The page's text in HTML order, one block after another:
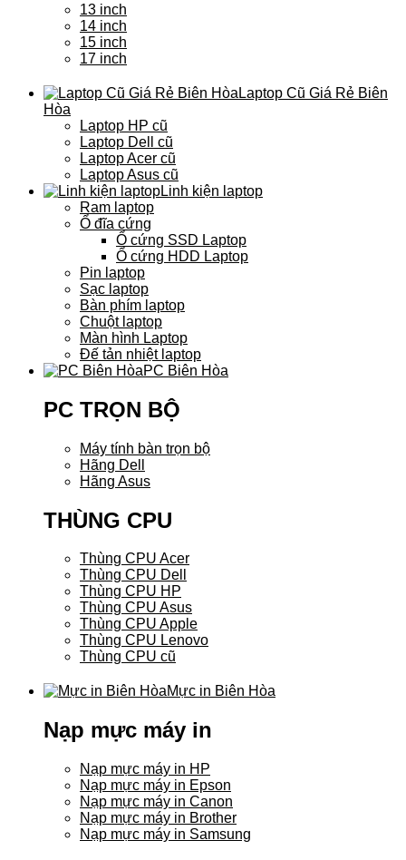
13 inch
14 inch
15 inch
17 inch
Laptop Cũ Giá Rẻ Biên
Hòa
Laptop HP cũ
Laptop Dell cũ
Laptop Acer cũ
Laptop Asus cũ
Linh kiện laptop
Ram laptop
Ổ đĩa cứng
Ổ cứng SSD Laptop
Ổ cứng HDD Laptop
Pin laptop
Sạc laptop
Bàn phím laptop
Chuột laptop
Màn hình Laptop
Đế tản nhiệt laptop
PC Biên Hòa
PC TRỌN BỘ
Máy tính bàn trọn bộ
Hãng Dell
Hãng Asus
THÙNG CPU
Thùng CPU Acer
Thùng CPU Dell
Thùng CPU HP
Thùng CPU Asus
Thùng CPU Apple
Thùng CPU Lenovo
Thùng CPU cũ
Mực in Biên Hòa
Nạp mực máy in
Nạp mực máy in HP
Nạp mực máy in Epson
Nạp mực máy in Canon
Nạp mực máy in Brother
Nạp mực máy in Samsung